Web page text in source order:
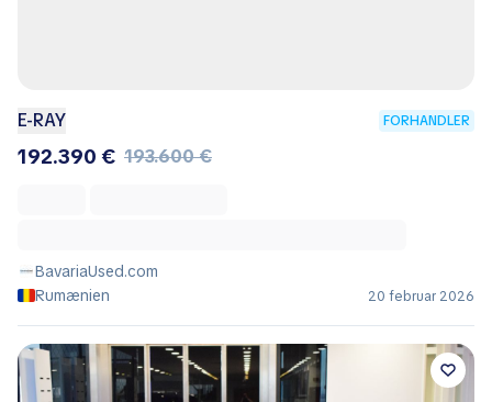
E-RAY FORHANDLER
192.390 € 193.600 €
BavariaUsed.com
Rumænien
20 februar 2026